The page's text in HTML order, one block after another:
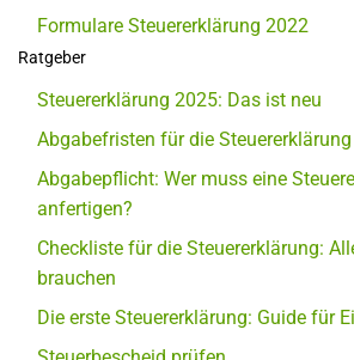
Formulare Steuererklärung 2022
Ratgeber
Steuererklärung 2025: Das ist neu
Abgabefristen für die Steuererklärung
Abgabepflicht: Wer muss eine
anfertigen?
Checkliste für die Steuererklärung:
brauchen
Die erste Steuererklärung: Guide für